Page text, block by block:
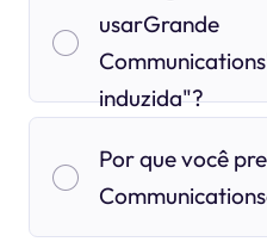
usarGrande
induzida"?
Por que você